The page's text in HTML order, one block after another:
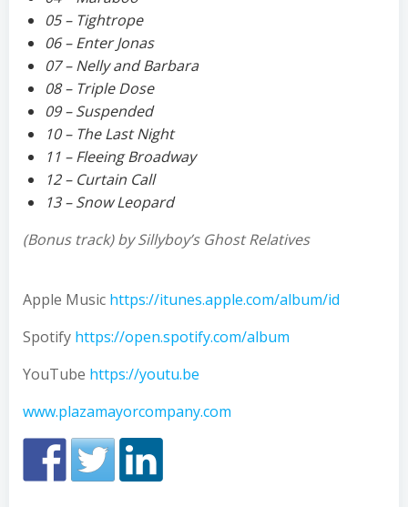
05 – Tightrope
06 – Enter Jonas
07 – Nelly and Barbara
08 – Triple Dose
09 – Suspended
10 – The Last Night
11 – Fleeing Broadway
12 – Curtain Call
13 – Snow Leopard
(Bonus track) by Sillyboy’s Ghost Relatives
Apple Music https://itunes.apple.com/album/id
Spotify https://open.spotify.com/album
YouTube https://youtu.be
www.plazamayorcompany.com